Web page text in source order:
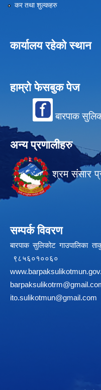
कर तथा शुल्कहरु
कार्यालय रहेको स्थान
हाम्रो फेसबुक पेज
बारपाक
अन्य प्रणालीहरु
श्रम संसार
सम्पर्क विवरण
बारपाक सुलिकोट
ito.sulikotmun@gmail.com